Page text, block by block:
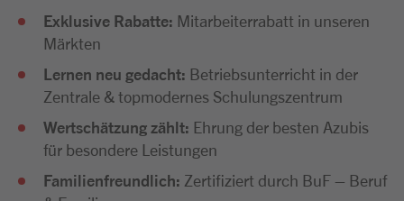
Exklusive Rabatte: Mitarbeiterrabatt in unseren
Märkten
Lernen neu gedacht: Betriebsunterricht in der
Zentrale & topmodernes Schulungszentrum
Wertschätzung zählt: Ehrung der besten Azubis
für besondere Leistungen
Familienfreundlich: Zertifiziert durch BuF – Beruf